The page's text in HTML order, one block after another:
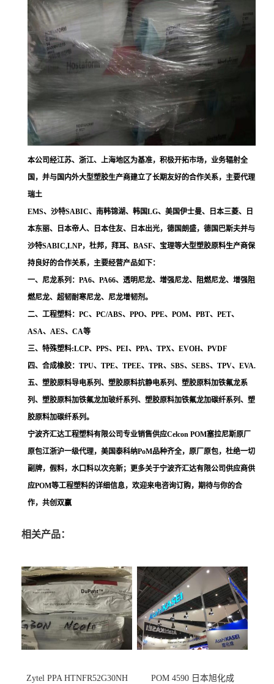
本公司经江苏、浙江、上海地区为基准，积极开拓市场，业务辐射全
国，并与国内外大型塑胶生产商建立了长期友好的合作关系，主要代理
瑞土
EMS、沙特SABIC、南韩锦湖、韩国LG、美国伊士曼、日本三菱、日
本东丽、日本帝人、日本住友、日本出光，德国朗盛，德国巴斯夫并与
沙特SABIC,LNP，杜邦，拜耳、BASF、宝理等大型塑胶原料生产商保
持良好的合作关系，主要经营产品如下：
一、尼龙系列：PA6、PA66、透明尼龙、增强尼龙、阻燃尼龙、增强阻
燃尼龙、超韧耐寒尼龙、尼龙增韧剂。
二、工程塑料：PC、PC/ABS、PPO、PPE、POM、PBT、PET、
ASA、AES、CA等
三、特殊塑料:LCP、PPS、PEI、PPA、TPX、EVOH、PVDF
四、合成橡胶：TPU、TPE、TPEE、TPR、SBS、SEBS、TPV、EVA.
五、塑胶原料导电系列、塑胶原料抗静电系列、塑胶原料加铁氟龙系
列、塑胶原料加铁氟龙加玻纤系列、塑胶原料加铁氟龙加碳纤系列、塑
胶原料加碳纤系列。
宁波齐汇达工程塑料有限公司专业销售供应Celcon POM塞拉尼斯原厂
原包江浙沪一级代理，美国泰科纳PoM品种齐全，原厂原包，杜绝一切
副牌，假料，水口料以次充新；更多关于宁波齐汇达有限公司供应商供
应POM等工程塑料的详细信息，欢迎来电咨询订购，期待与你的合
作，共创双赢
相关产品：
Zytel PPA HTNFR52G30NH POM 4590 日本旭化成